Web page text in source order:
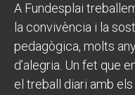
A Fundesplai
la convivència i la
pedagògica, molts
d’alegria. Un fet que
el treball diari amb els